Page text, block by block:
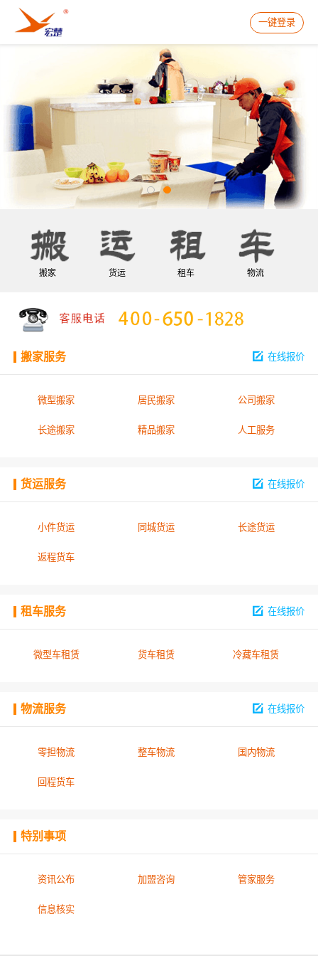
一键登录
搬家 货运 租车 物流
在线报价
搬家服务
微型搬家 居民搬家 公司搬家
长途搬家 精品搬家 人工服务
在线报价
货运服务
小件货运 同城货运 长途货运
返程货车
在线报价
租车服务
微型车租赁 货车租赁 冷藏车租赁
在线报价
物流服务
零担物流 整车物流 国内物流
回程货车
特别事项
资讯公布 加盟咨询 管家服务
信息核实